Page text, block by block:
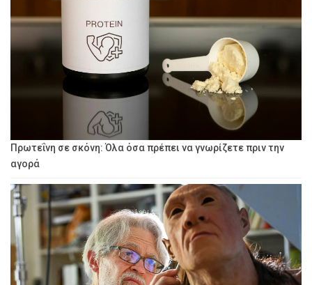
Πρωτεΐνη σε σκόνη: Όλα όσα πρέπει να γνωρίζετε πριν την
αγορά